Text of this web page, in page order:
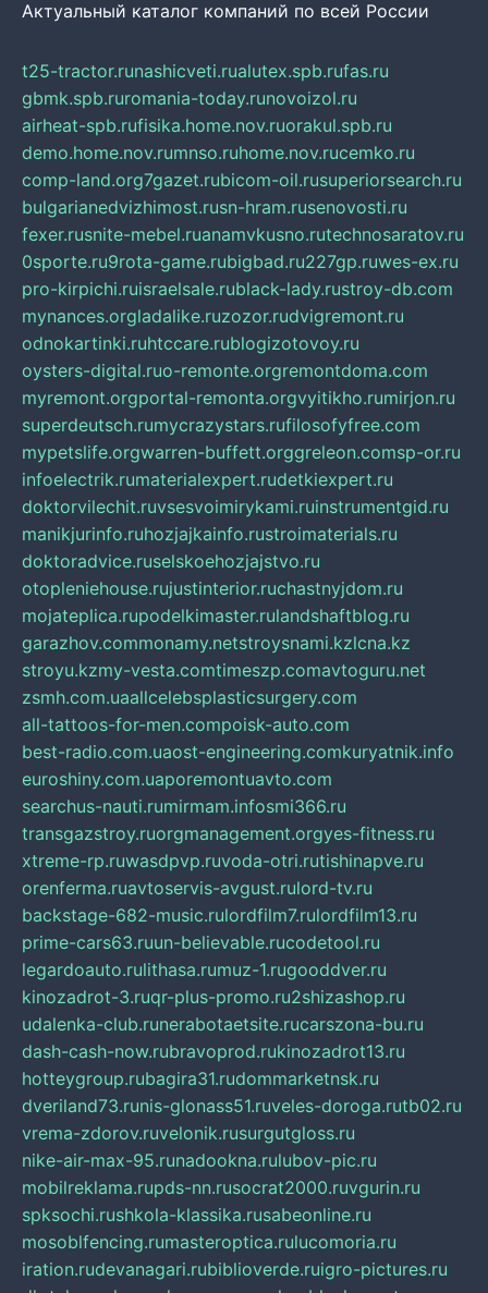
Актуальный каталог компаний по всей России
t25-tractor.runashicveti.rualutex.spb.rufas.ru
gbmk.spb.ruromania-today.runovoizol.ru
airheat-spb.rufisika.home.nov.ruorakul.spb.ru
demo.home.nov.rumnso.ruhome.nov.rucemko.ru
comp-land.org7gazet.rubicom-oil.rusuperiorsearch.ru
bulgarianedvizhimost.rusn-hram.rusenovosti.ru
fexer.rusnite-mebel.ruanamvkusno.rutechnosaratov.ru
0sporte.ru9rota-game.rubigbad.ru227gp.ruwes-ex.ru
pro-kirpichi.ruisraelsale.rublack-lady.rustroy-db.com
mynances.orgladalike.ruzozor.rudvigremont.ru
odnokartinki.ruhtccare.rublogizotovoy.ru
oysters-digital.ruo-remonte.orgremontdoma.com
myremont.orgportal-remonta.orgvyitikho.rumirjon.ru
superdeutsch.rumycrazystars.rufilosofyfree.com
mypetslife.orgwarren-buffett.orggreleon.comsp-or.ru
infoelectrik.rumaterialexpert.rudetkiexpert.ru
doktorvilechit.ruvsesvoimirykami.ruinstrumentgid.ru
manikjurinfo.ruhozjajkainfo.rustroimaterials.ru
doktoradvice.ruselskoehozjajstvo.ru
otopleniehouse.rujustinterior.ruchastnyjdom.ru
mojateplica.rupodelkimaster.rulandshaftblog.ru
garazhov.commonamy.netstroysnami.kzlcna.kz
stroyu.kzmy-vesta.comtimeszp.comavtoguru.net
zsmh.com.uaallcelebsplasticsurgery.com
all-tattoos-for-men.compoisk-auto.com
best-radio.com.uaost-engineering.comkuryatnik.info
euroshiny.com.uaporemontuavto.com
searchus-nauti.rumirmam.infosmi366.ru
transgazstroy.ruorgmanagement.orgyes-fitness.ru
xtreme-rp.ruwasdpvp.ruvoda-otri.rutishinapve.ru
orenferma.ruavtoservis-avgust.rulord-tv.ru
backstage-682-music.rulordfilm7.rulordfilm13.ru
prime-cars63.ruun-believable.rucodetool.ru
legardoauto.rulithasa.rumuz-1.rugooddver.ru
kinozadrot-3.ruqr-plus-promo.ru2shizashop.ru
udalenka-club.runerabotaetsite.rucarszona-bu.ru
dash-cash-now.rubravoprod.rukinozadrot13.ru
hotteygroup.rubagira31.rudommarketnsk.ru
dveriland73.runis-glonass51.ruveles-doroga.rutb02.ru
vrema-zdorov.ruvelonik.rusurgutgloss.ru
nike-air-max-95.runadookna.rulubov-pic.ru
mobilreklama.rupds-nn.rusocrat2000.ruvgurin.ru
spksochi.rushkola-klassika.rusabeonline.ru
mosoblfencing.rumasteroptica.rulucomoria.ru
iration.rudevanagari.rubiblioverde.ruigro-pictures.ru